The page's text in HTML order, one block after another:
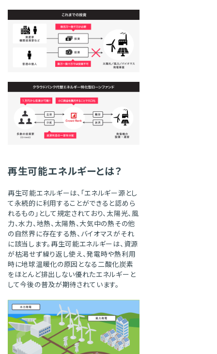
再生可能エネルギーとは？
再生可能エネルギーは、「エネルギー源とし
て永続的に利用することができると認めら
れるもの」として規定されており、太陽光、風
力、水力、地熱、太陽熱、大気中の熱その他
の自然界に存在する熱、バイオマスがそれ
に該当します。再生可能エネルギーは、資源
が枯渇せず繰り返し使え、発電時や熱利用
時に地球温暖化の原因となる二酸化炭素
をほとんど排出しない優れたエネルギーと
して今後の普及が期待されています。